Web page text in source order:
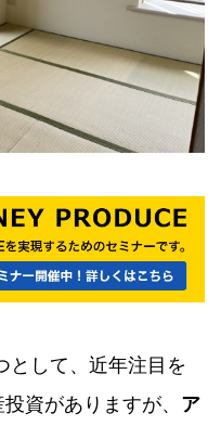
k
として、近年注目を
資がありますが、 ア